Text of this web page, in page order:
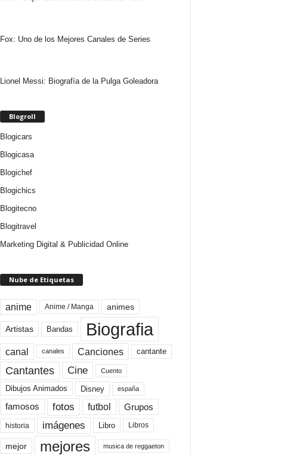
Fox: Uno de los Mejores Canales de Series
Lionel Messi: Biografía de la Pulga Goleadora
Blogroll
Blogicars
Blogicasa
Blogichef
Blogichics
Blogitecno
Blogitravel
Marketing Digital & Publicidad Online
Nube de Etiquetas
anime Anime / Manga animes
Artistas Bandas Biografia
canal canales Canciones cantante
Cantantes Cine Cuento
Dibujos Animados Disney españa
famosos fotos futbol Grupos
historia imágenes Libro Libros
mejor mejores musica de reggaeton